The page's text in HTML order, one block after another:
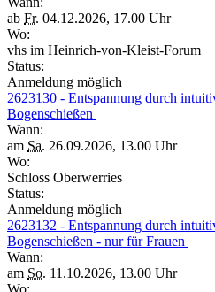
ab Fr. 04.12.2026, 17.00 Uhr
Wo:
vhs im Heinrich-von-Kleist-Forum
Status:
Anmeldung möglich
2623130 - Entspannung durch
Bogenschießen
Wann:
am Sa. 26.09.2026, 13.00 Uhr
Wo:
Schloss Oberwerries
Status:
Anmeldung möglich
2623132 - Entspannung durch
Bogenschießen - nur für Frauen
Wann:
am So. 11.10.2026, 13.00 Uhr
Wo: